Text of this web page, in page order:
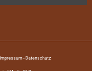
Impressum- Datenschutz